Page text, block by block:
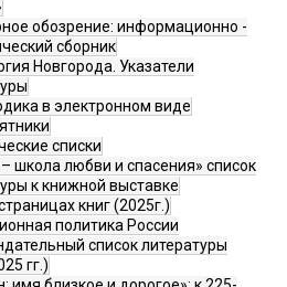
обозрение: информационно -
сборник
Новгорода. Указатели
в электронном виде
списки
школа любви и спасения» список
к книжной выставке
книг (2025г.)
политика России
список литературы
гг.)